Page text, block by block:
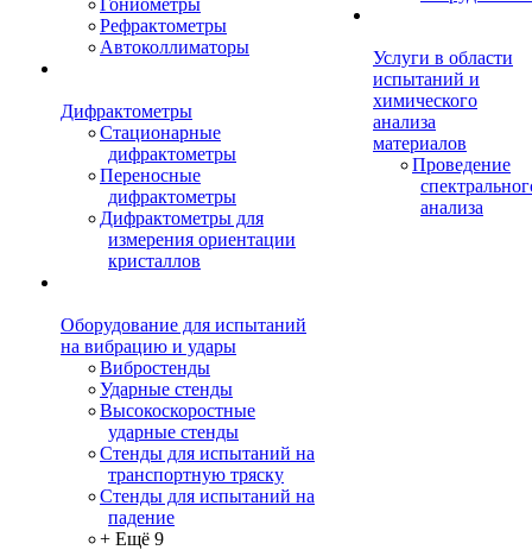
Гониометры
Рефрактометры
Автоколлиматоры
Дифрактометры
Стационарные
дифрактометры
Переносные
дифрактометры
Дифрактометры для
измерения ориентации
кристаллов
Оборудование для испытаний
на вибрацию и удары
Вибростенды
Ударные стенды
Высокоскоростные
ударные стенды
Стенды для испытаний на
транспортную тряску
Стенды для испытаний на
падение
+ Ещё 9
Услуги в области
испытаний и
химического
анализа
материалов
Проведение
анализа